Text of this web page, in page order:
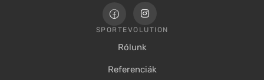
SPORTEVOLUTION
Rólunk
Referenciák